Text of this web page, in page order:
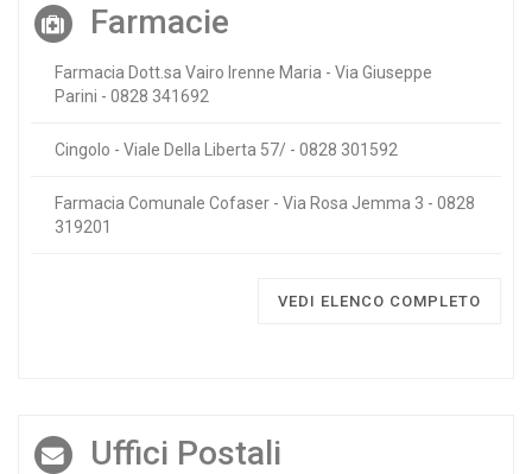
Farmacie
Farmacia Dott.sa Vairo Irenne Maria - Via Giuseppe
Parini - 0828 341692
Cingolo - Viale Della Liberta 57/ - 0828 301592
Farmacia Comunale Cofaser - Via Rosa Jemma 3 - 0828
319201
VEDI ELENCO COMPLETO
Uffici Postali